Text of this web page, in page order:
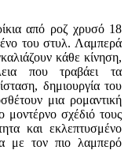
από ροζ χρυσό 18
του στυλ. Λαμπερά
κάθε κίνηση,
που τραβάει τα
δημιουργία του
μια ρομαντική
σχέδιό τους
και εκλεπτυσμένο
με τον πιο λαμπερό